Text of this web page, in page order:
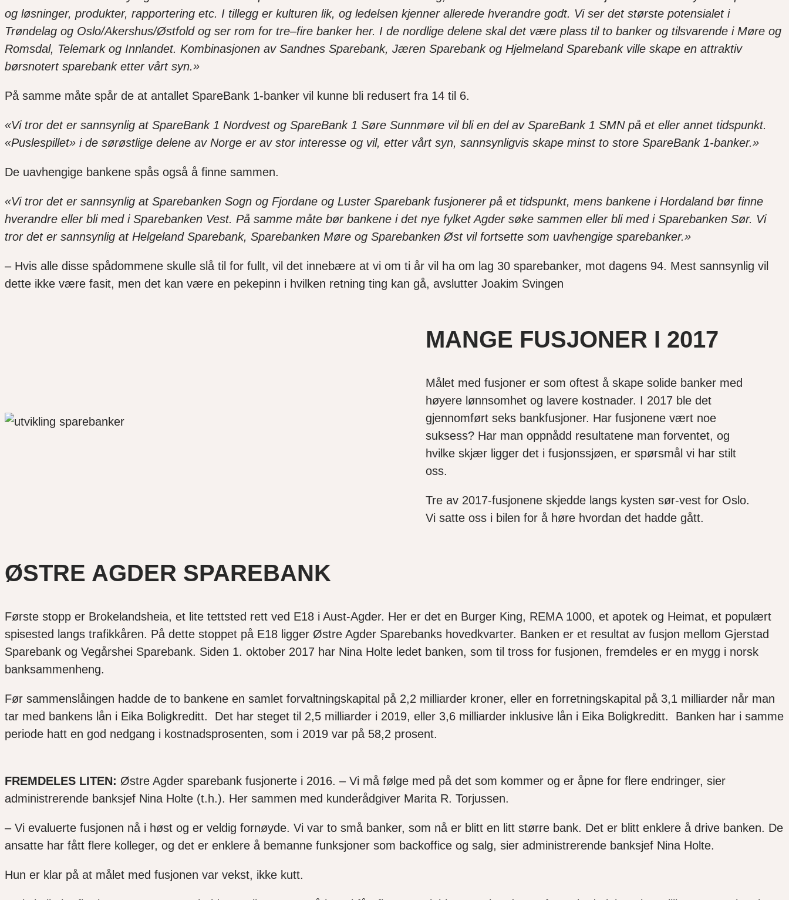
og løsninger, produkter, rapportering etc. I tillegg er kulturen lik, og ledelsen kjenner allerede hverandre godt. Vi ser det største potensialet i
Trøndelag og Oslo/Akershus/Østfold og ser rom for tre–fire banker her. I de nordlige delene skal det være plass til to banker og tilsvarende i Møre og
Romsdal, Telemark og Innlandet. Kombinasjonen av Sandnes Sparebank, Jæren Sparebank og Hjelmeland Sparebank ville skape en attraktiv
børsnotert sparebank etter vårt syn.»
På samme måte spår de at antallet SpareBank 1-banker vil kunne bli redusert fra 14 til 6.
«Vi tror det er sannsynlig at SpareBank 1 Nordvest og SpareBank 1 Søre Sunnmøre vil bli en del av SpareBank 1 SMN på et eller annet tidspunkt.
«Puslespillet» i de sørøstlige delene av Norge er av stor interesse og vil, etter vårt syn, sannsynligvis skape minst to store SpareBank 1-banker.»
De uavhengige bankene spås også å finne sammen.
«Vi tror det er sannsynlig at Sparebanken Sogn og Fjordane og Luster Sparebank fusjonerer på et tidspunkt, mens bankene i Hordaland bør finne
hverandre eller bli med i Sparebanken Vest. På samme måte bør bankene i det nye fylket Agder søke sammen eller bli med i Sparebanken Sør. Vi
tror det er sannsynlig at Helgeland Sparebank, Sparebanken Møre og Sparebanken Øst vil fortsette som uavhengige sparebanker.»
– Hvis alle disse spådommene skulle slå til for fullt, vil det innebære at vi om ti år vil ha om lag 30 sparebanker, mot dagens 94. Mest sannsynlig vil
dette ikke være fasit, men det kan være en pekepinn i hvilken retning ting kan gå, avslutter Joakim Svingen
MANGE FUSJONER I 2017
Målet med fusjoner er som oftest å skape solide banker med
høyere lønnsomhet og lavere kostnader. I 2017 ble det
gjennomført seks bankfusjoner. Har fusjonene vært noe
suksess? Har man oppnådd resultatene man forventet, og
hvilke skjær ligger det i fusjonssjøen, er spørsmål vi har stilt
oss.
Tre av 2017-fusjonene skjedde langs kysten sør-vest for Oslo.
Vi satte oss i bilen for å høre hvordan det hadde gått.
ØSTRE AGDER SPAREBANK
Første stopp er Brokelandsheia, et lite tettsted rett ved E18 i Aust-Agder. Her er det en Burger King, REMA 1000, et apotek og Heimat, et populært
spisested langs trafikkåren. På dette stoppet på E18 ligger Østre Agder Sparebanks hovedkvarter. Banken er et resultat av fusjon mellom Gjerstad
Sparebank og Vegårshei Sparebank. Siden 1. oktober 2017 har Nina Holte ledet banken, som til tross for fusjonen, fremdeles er en mygg i norsk
banksammenheng.
Før sammenslåingen hadde de to bankene en samlet forvaltningskapital på 2,2 milliarder kroner, eller en forretningskapital på 3,1 milliarder når man
tar med bankens lån i Eika Boligkreditt. Det har steget til 2,5 milliarder i 2019, eller 3,6 milliarder inklusive lån i Eika Boligkreditt. Banken har i samme
periode hatt en god nedgang i kostnadsprosenten, som i 2019 var på 58,2 prosent.
FREMDELES LITEN: Østre Agder sparebank fusjonerte i 2016. – Vi må følge med på det som kommer og er åpne for flere endringer, sier
administrerende banksjef Nina Holte (t.h.). Her sammen med kunderådgiver Marita R. Torjussen.
– Vi evaluerte fusjonen nå i høst og er veldig fornøyde. Vi var to små banker, som nå er blitt en litt større bank. Det er blitt enklere å drive banken. De
ansatte har fått flere kolleger, og det er enklere å bemanne funksjoner som backoffice og salg, sier administrerende banksjef Nina Holte.
Hun er klar på at målet med fusjonen var vekst, ikke kutt.